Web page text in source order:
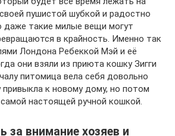
пушистой шубкой и радостно
даже такие милые вещи могут
в крайность. Именно так
Лондона Ребеккой Мэй и её
они взяли из приюта кошку Зигги
питомица вела себя довольно
привыкла к новому дому, но потом
настоящей ручной кошкой.
за внимание хозяев и